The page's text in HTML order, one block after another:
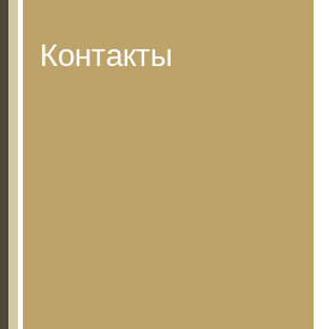
Контакты